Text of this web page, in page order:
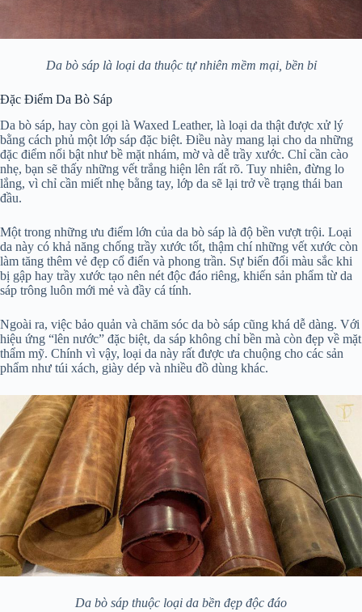
Da bò sáp là loại da thuộc tự nhiên mềm mại, bền bỉ
Đặc Điểm Da Bò Sáp
Da bò sáp, hay còn gọi là Waxed Leather, là loại da thật được xử lý
bằng cách phủ một lớp sáp đặc biệt. Điều này mang lại cho da những
đặc điểm nổi bật như bề mặt nhám, mờ và dễ trầy xước. Chỉ cần cào
nhẹ, bạn sẽ thấy những vết trắng hiện lên rất rõ. Tuy nhiên, đừng lo
lắng, vì chỉ cần miết nhẹ bằng tay, lớp da sẽ lại trở về trạng thái ban
đầu.
Một trong những ưu điểm lớn của da bò sáp là độ bền vượt trội. Loại
da này có khả năng chống trầy xước tốt, thậm chí những vết xước còn
làm tăng thêm vẻ đẹp cổ điển và phong trần. Sự biến đổi màu sắc khi
bị gập hay trầy xước tạo nên nét độc đáo riêng, khiến sản phẩm từ da
sáp trông luôn mới mẻ và đầy cá tính.
Ngoài ra, việc bảo quản và chăm sóc da bò sáp cũng khá dễ dàng. Với
hiệu ứng “lên nước” đặc biệt, da sáp không chỉ bền mà còn đẹp về mặt
thẩm mỹ. Chính vì vậy, loại da này rất được ưa chuộng cho các sản
phẩm như túi xách, giày dép và nhiều đồ dùng khác.
Da bò sáp thuộc loại da bền đẹp độc đáo